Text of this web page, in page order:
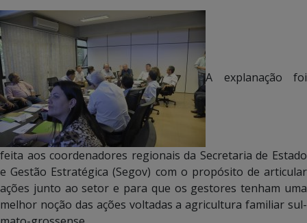
A explanação foi
feita aos coordenadores regionais da Secretaria de Estado
e Gestão Estratégica (Segov) com o propósito de articular
ações junto ao setor e para que os gestores tenham uma
melhor noção das ações voltadas a agricultura familiar sul-